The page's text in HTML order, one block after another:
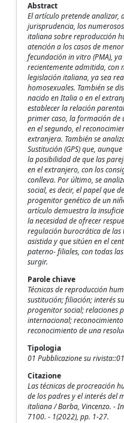
Abstract
El artículo pretende analizar,
jurisprudencia, los
italiana sobre reproducción
atención a los casos de
fecundación in vitro (PMA),
recientemente admitida, con
legislación italiana, ya sea
homosexuales. También se
nacido en Italia o en el
establecer la relación
primer caso, la formación
en el segundo, el
extranjera. También se
Sustitución (GPS) que,
la posibilidad de que las
en el extranjero, con los
conlleva. Por último, se
social, es decir, el papel que
progenitor genético de un
artículo demuestra la
la necesidad de ofrecer
regulación burocrática de
asistida y que sitúen en el
paterno- filiales, con todas
surgir.
Parole chiave
Técnicas de reproducción
sustitución; filiación; interés
progenitor social; relaciones
internacional;
reconocimiento de una
Tipologia
01 Pubblicazione su
Citazione
Las técnicas de procreación
de los padres y el interés del
italiana / Barba, Vincenzo. -
7100. - 1(2022), pp. 1-27.